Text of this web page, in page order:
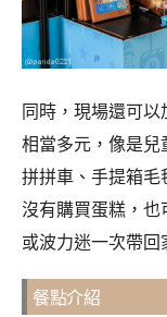
同時，現場還可
相當多元，像是兒
拼拼車、手提箱毛
沒有購買蛋糕，也
或波力迷一次帶回
餐點介紹